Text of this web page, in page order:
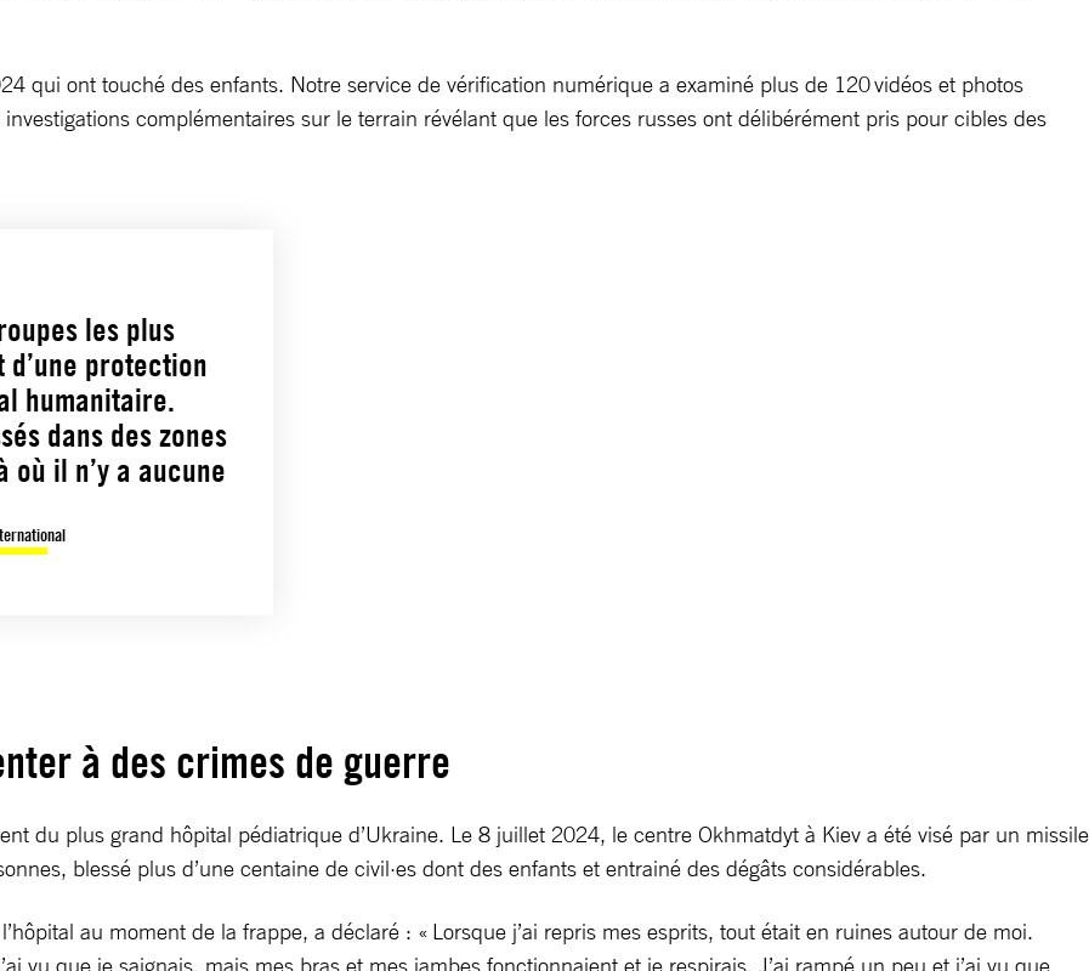
qui ont touché des enfants. Notre service de vérification numérique a examiné plus de 120 vidéos et photos
complémentaires sur le terrain révélant que les forces russes ont délibérément pris pour cibles des
les plus
protection
humanitaire.
dans des zones
il n’y a aucune
à des crimes de guerre
du plus grand hôpital pédiatrique d’Ukraine. Le 8 juillet 2024, le centre Okhmatdyt à Kiev a été visé par un missile
blessé plus d’une centaine de civil·es dont des enfants et entrainé des dégâts considérables.
au moment de la frappe, a déclaré : « Lorsque j’ai repris mes esprits, tout était en ruines autour de moi.
vu que je saignais, mais mes bras et mes jambes fonctionnaient et je respirais. J’ai rampé un peu et j’ai vu que